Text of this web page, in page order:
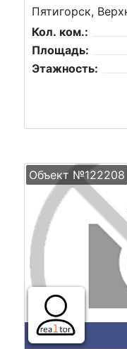
Пятигорск,
Кол. ком.:
Площадь:
Этажность:
Объект №122208